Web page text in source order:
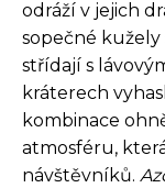
odráží v jejich
sopečné kužely
střídají s
kráterech
kombinace
atmosféru,
návštěvníků.